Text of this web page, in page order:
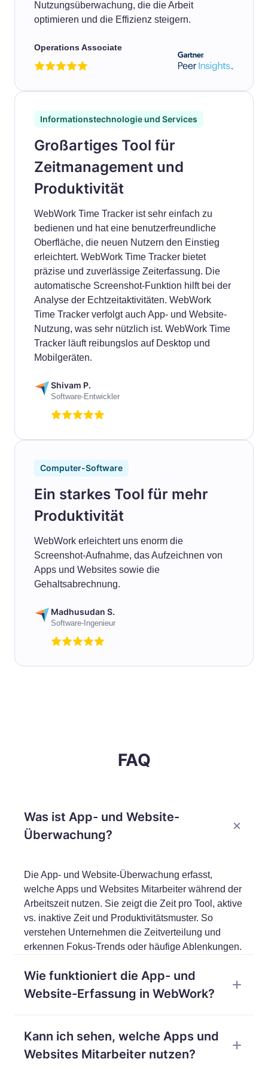
Nutzungsüberwachung, die die Arbeit
optimieren und die Effizienz steigern.
Operations Associate
Informationstechnologie und Services
Großartiges Tool für
Zeitmanagement und
Produktivität
WebWork Time Tracker ist sehr einfach zu
bedienen und hat eine benutzerfreundliche
Oberfläche, die neuen Nutzern den Einstieg
erleichtert. WebWork Time Tracker bietet
präzise und zuverlässige Zeiterfassung. Die
automatische Screenshot-Funktion hilft bei der
Analyse der Echtzeitaktivitäten. WebWork
Time Tracker verfolgt auch App- und Website-
Nutzung, was sehr nützlich ist. WebWork Time
Tracker läuft reibungslos auf Desktop und
Mobilgeräten.
Shivam P.
Software-Entwickler
Computer-Software
Ein starkes Tool für mehr
Produktivität
WebWork erleichtert uns enorm die
Screenshot-Aufnahme, das Aufzeichnen von
Apps und Websites sowie die
Gehaltsabrechnung.
Madhusudan S.
Software-Ingenieur
FAQ
Was ist App- und Website-
Überwachung?
Die App- und Website-Überwachung erfasst,
welche Apps und Websites Mitarbeiter während der
Arbeitszeit nutzen. Sie zeigt die Zeit pro Tool, aktive
vs. inaktive Zeit und Produktivitätsmuster. So
verstehen Unternehmen die Zeitverteilung und
erkennen Fokus-Trends oder häufige Ablenkungen.
Wie funktioniert die App- und
Website-Erfassung in WebWork?
über eine Desktop-Anwendung, die Aktivitäten bei
laufendem Timer überwacht. Sie erfasst App- und
Kann ich sehen, welche Apps und
Websites Mitarbeiter nutzen?